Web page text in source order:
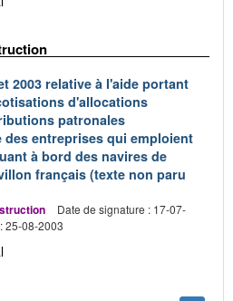
2003 relative à l'aide portant
d'allocations
patronales
des entreprises qui emploient
à bord des navires de
français (texte non paru
Date de signature : 17-07-
25-08-2003